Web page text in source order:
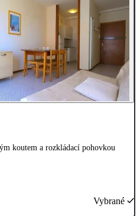
koutem a rozkládací pohovkou
Vybrané